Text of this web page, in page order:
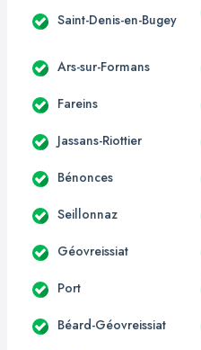
Saint-Denis-en-Bugey
Ars-sur-Formans
Fareins
Jassans-Riottier
Bénonces
Seillonnaz
Géovreissiat
Port
Béard-Géovreissiat